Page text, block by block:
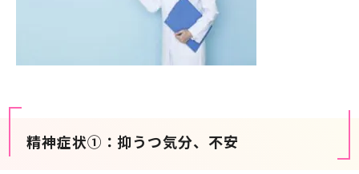
精神症状①：抑うつ気分、不安